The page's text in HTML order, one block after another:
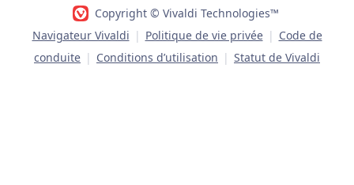
Copyright © Vivaldi Technologies™
Navigateur Vivaldi | Politique de vie privée | Code de
conduite | Conditions d’utilisation | Statut de Vivaldi